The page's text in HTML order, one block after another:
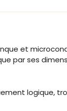
et
par ses
logique,